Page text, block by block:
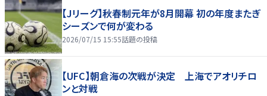
【Jリーグ】秋春制元年が8月開幕 初の年度またぎ
シーズンで何が変わる
2026/07/15 15:55話題の投稿
【UFC】朝倉海の次戦が決定 上海でアオリチロ
ンと対戦